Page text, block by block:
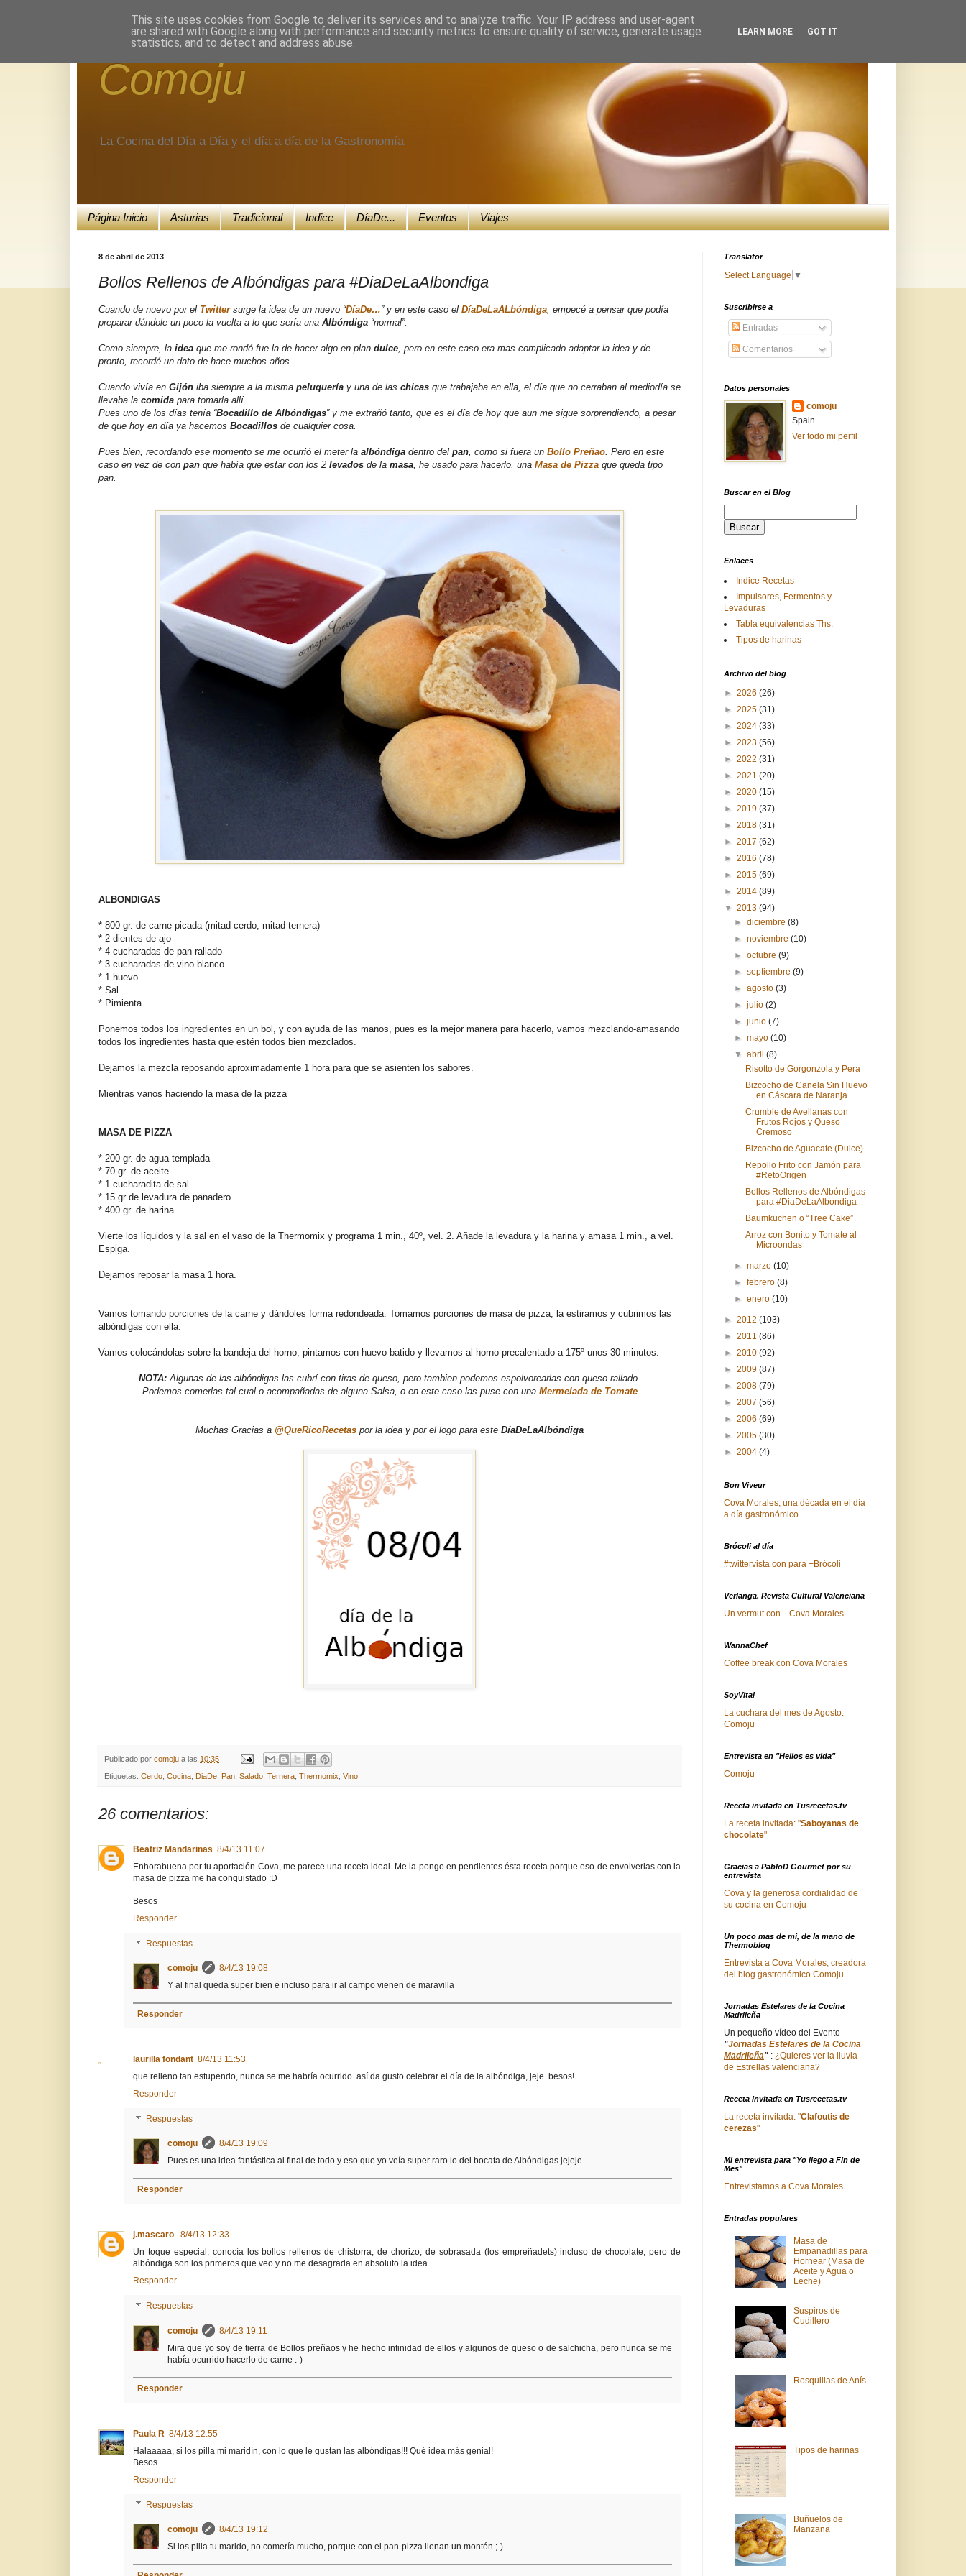
Comoju
La Cocina del Día a Día y el día a día de la Gastronomía
Página Inicio Asturias Tradicional Indice DíaDe... Eventos Viajes
8 de abril de 2013
Bollos Rellenos de Albóndigas para #DiaDeLaAlbondiga
Cuando de nuevo por el Twittersurge la idea de un nuevo “DíaDe…” y en este caso el DíaDeLaALbóndiga , empecé a pensar que podía
preparar dándole un poco la vuelta a lo que sería una Albóndiga “normal”.
Como siempre, la idea que me rondó fue la de hacer algo en plan dulce , pero en este caso era mas complicado adaptar la idea y de
pronto, recordé un dato de hace muchos años.
Cuando vivía en Gijón iba siempre a la misma peluquería y una de las chicas que trabajaba en ella, el día que no cerraban al mediodía se
llevaba la comida para tomarla allí.
Pues uno de los días tenía “Bocadillo de Albóndigas” y me extrañó tanto, que es el día de hoy que aun me sigue sorprendiendo, a pesar
de que hoy en día ya hacemos Bocadillos de cualquier cosa.
Pues bien, recordando ese momento se me ocurrió el meter la albóndiga dentro del pan , como si fuera un Bollo Preñao . Pero en este
caso en vez de con pan que había que estar con los 2 levados de la masa , he usado para hacerlo, una Masa de Pizza que queda tipo
pan.
ALBONDIGAS
* 800 gr. de carne picada (mitad cerdo, mitad ternera)
* 2 dientes de ajo
* 4 cucharadas de pan rallado
* 3 cucharadas de vino blanco
* 1 huevo
* Sal
* Pimienta
Ponemos todos los ingredientes en un bol, y con ayuda de las manos, pues es la mejor manera para hacerlo, vamos mezclando-amasando
todos los ingredientes hasta que estén todos bien mezclados.
Dejamos la mezcla reposando aproximadamente 1 hora para que se asienten los sabores.
Mientras vanos haciendo la masa de la pizza
MASA DE PIZZA
* 200 gr. de agua templada
* 70 gr. de aceite
* 1 cucharadita de sal
* 15 gr de levadura de panadero
* 400 gr. de harina
Vierte los líquidos y la sal en el vaso de la Thermomix y programa 1 min., 40º, vel. 2. Añade la levadura y la harina y amasa 1 min., a vel.
Espiga.
Dejamos reposar la masa 1 hora.
Vamos tomando porciones de la carne y dándoles forma redondeada. Tomamos porciones de masa de pizza, la estiramos y cubrimos las
albóndigas con ella.
Vamos colocándolas sobre la bandeja del horno, pintamos con huevo batido y llevamos al horno precalentado a 175º unos 30 minutos.
NOTA: Algunas de las albóndigas las cubrí con tiras de queso, pero tambien podemos espolvorearlas con queso rallado.
Podemos comerlas tal cual o acompañadas de alguna Salsa, o en este caso las puse con una Mermelada de Tomate
Muchas Gracias a @QueRicoRecetas por la idea y por el logo para este DíaDeLaAlbóndiga
Publicado por comoju a las 10:35
Etiquetas: Cerdo Cocina DiaDe Pan Salado Ternera Thermomix Vino
26 comentarios:
Beatriz Mandarinas 8/4/13 11:07
Enhorabuena por tu aportación Cova, me parece una receta ideal. Me la pongo en pendientes ésta receta porque eso de envolverlas con la
masa de pizza me ha conquistado :D
Besos
Responder
Respuestas
comoju
8/4/13 19:08
Y al final queda super bien e incluso para ir al campo vienen de maravilla
Responder
laurilla fondant 8/4/13 11:53
que relleno tan estupendo, nunca se me habría ocurrido. así da gusto celebrar el día de la albóndiga, jeje. besos!
Responder
Respuestas
comoju
8/4/13 19:09
Pues es una idea fantástica al final de todo y eso que yo veía super raro lo del bocata de Albóndigas jejeje
Responder
j.mascaro
8/4/13 12:33
Un toque especial, conocía los bollos rellenos de chistorra, de chorizo, de sobrasada (los empreñadets) incluso de chocolate, pero de
albóndiga son los primeros que veo y no me desagrada en absoluto la idea
Responder
Respuestas
comoju
8/4/13 19:11
Mira que yo soy de tierra de Bollos preñaos y he hecho infinidad de ellos y algunos de queso o de salchicha, pero nunca se me
había ocurrido hacerlo de carne :-)
Responder
Paula R 8/4/13 12:55
Halaaaaa, si los pilla mi maridín, con lo que le gustan las albóndigas!!! Qué idea más genial!
Besos
Responder
Respuestas
comoju
8/4/13 19:12
Si los pilla tu marido, no comería mucho, porque con el pan-pizza llenan un montón ;-)
Translator
Select Language ▼
Suscribirse a
Entradas
Comentarios
Datos personales
comoju
Spain
Ver todo mi perfil
Buscar en el Blog
Enlaces
Indice Recetas
Impulsores, Fermentos y
Levaduras
Tabla equivalencias Ths.
Tipos de harinas
Archivo del blog
► 2026 (26)
► 2025 (31)
► 2024 (33)
► 2023 (56)
► 2022 (31)
► 2021 (20)
► 2020 (15)
► 2019 (37)
► 2018 (31)
► 2017 (62)
► 2016 (78)
► 2015 (69)
► 2014 (89)
▼ 2013 (94)
►diciembre(8)
►noviembre(10)
►octubre(9)
►septiembre(9)
►agosto(3)
►julio(2)
►junio(7)
►mayo(10)
▼abril(8)
Risotto de Gorgonzola y Pera
Bizcocho de Canela Sin Huevo
en Cáscara de Naranja
Crumble de Avellanas con
Frutos Rojos y Queso
Cremoso
Bizcocho de Aguacate (Dulce)
Repollo Frito con Jamón para
#RetoOrigen
Bollos Rellenos de Albóndigas
para #DiaDeLaAlbondiga
Baumkuchen o “Tree Cake”
Arroz con Bonito y Tomate al
Microondas
►marzo(10)
►febrero(8)
►enero(10)
► 2012 (103)
► 2011 (86)
► 2010 (92)
► 2009 (87)
► 2008 (79)
► 2007 (56)
► 2006 (69)
► 2005 (30)
► 2004 (4)
Bon Viveur
Cova Morales, una década en el día
a día gastronómico
Brócoli al día
#twittervista con para +Brócoli
Verlanga. Revista Cultural Valenciana
Un vermut con... Cova Morales
WannaChef
Coffee break con Cova Morales
SoyVital
La cuchara del mes de Agosto:
Comoju
Entrevista en "Helios es vida"
Comoju
Receta invitada en Tusrecetas.tv
La receta invitada: "Saboyanas de
chocolate"
Gracias a PabloD Gourmet por su
entrevista
Cova y la generosa cordialidad de
su cocina en Comoju
Un poco mas de mi, de la mano de
Thermoblog
Entrevista a Cova Morales, creadora
del blog gastronómico Comoju
Jornadas Estelares de la Cocina
Madrileña
Un pequeño vídeo del Evento
"Jornadas Estelares de la Cocina
Madrileña" : ¿Quieres ver la lluvia
de Estrellas valenciana?
Receta invitada en Tusrecetas.tv
La receta invitada: "Clafoutis de
cerezas"
Mi entrevista para "Yo llego a Fin de
Mes"
Entrevistamos a Cova Morales
Entradas populares
Masa de
Empanadillas para
Hornear (Masa de
Aceite y Agua o
Leche)
Suspiros de
Cudillero
Rosquillas de Anís
Tipos de harinas
Buñuelos de
Manzana
This site uses cookies from Google to deliver its services and to analyze traffic. Your IP address and user-agent
are shared with Google along with performance and security metrics to ensure quality of service, generate usage
statistics, and to detect and address abuse.
LEARN MORE GOT IT